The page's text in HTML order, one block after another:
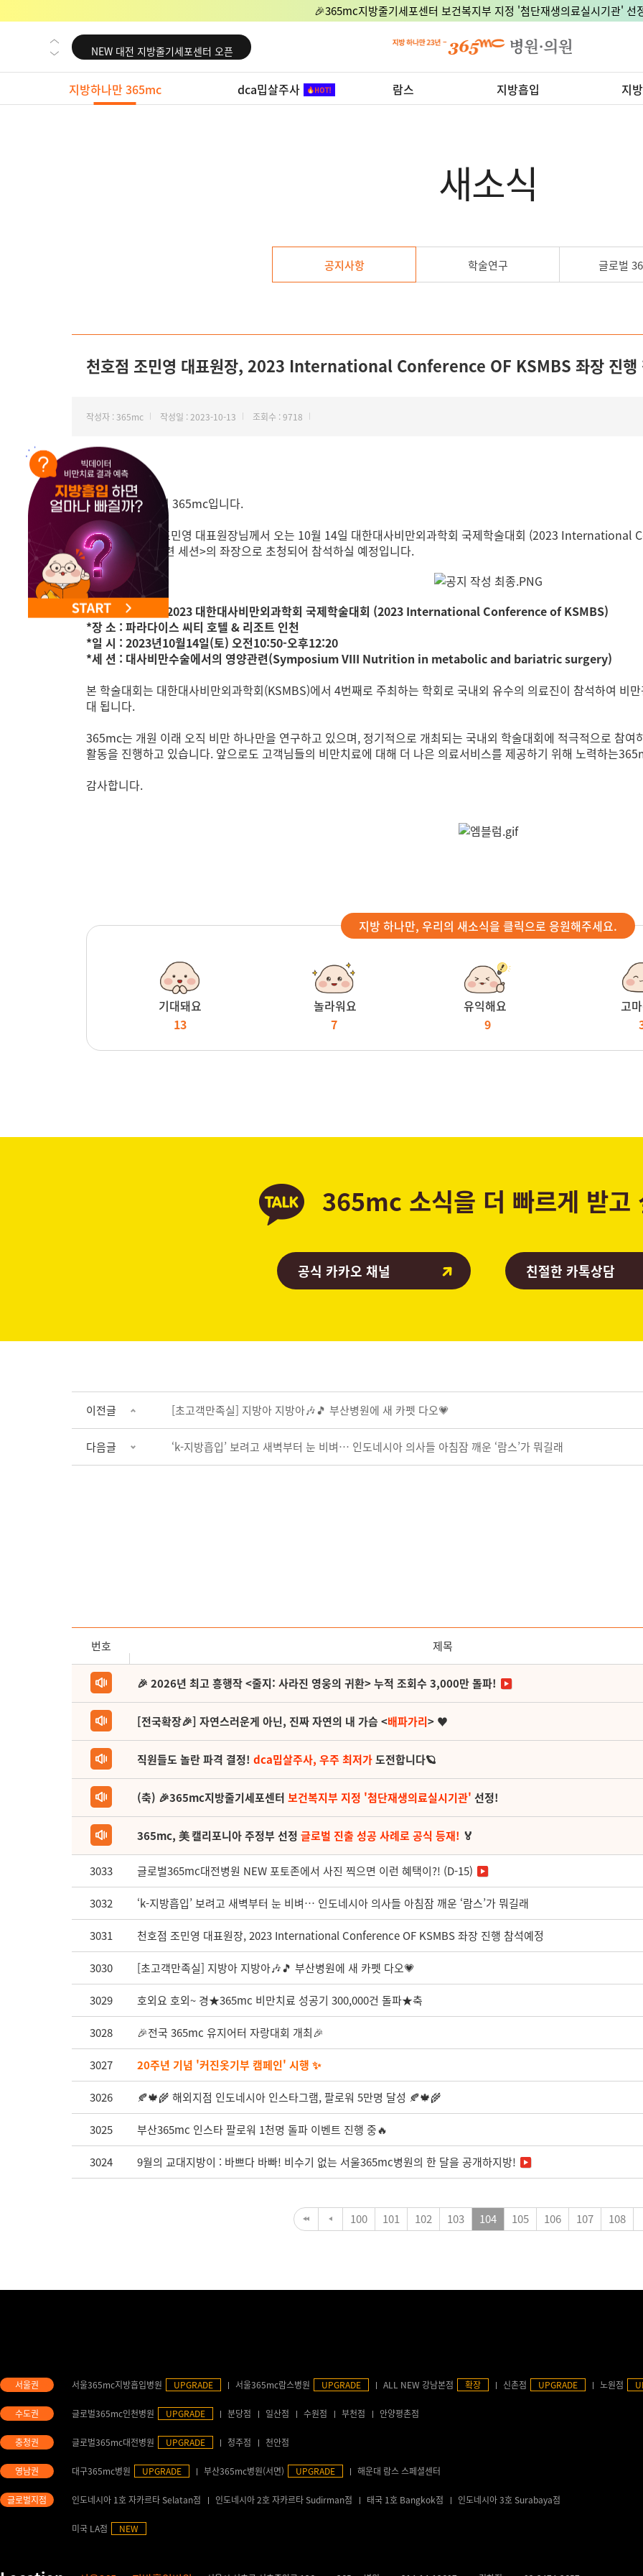
🎉365mc지방줄기세포센터 보건복지부 지정 '첨단재생의료실시기관' 선
NEW 교대 지방줄기세포센터 오픈
NEW 대전 지방줄기세포센터 오픈
NEW 노원 지방줄기세포센터 오픈
NEW 미국 LA점 오픈
지방하나만 365mc dca밉살주사 람스 지방흡입 지
새소식
공지사항 학술연구 글로벌
천호점 조민영 대표원장, 2023 International Conference OF KSMBS 좌장 진행
작성자 : 365mc 작성일 : 2023-10-13 조회수 : 9718
안녕하세요
비만 하나만 20년 365mc입니다.
365mc 천호점 조민영 대표원장님께서 오는 10월 14일 대한대사비만외과학회 국제학술대회 (2023 International
술에서의 영양관련 세션>의 좌장으로 초청되어 참석하실 예정입니다.
*학 술 대 회 명 : 2023 대한대사비만외과학회 국제학술대회 (2023 International Conference of KSMBS)
*장 소 : 파라다이스 씨티 호텔 & 리조트 인천
*일 시 : 2023년10월14일(토) 오전10:50-오후12:20
*세 션 : 대사비만수술에서의 영양관련(Symposium VIII Nutrition in metabolic and bariatric surgery)
본 학술대회는 대한대사비만외과학회(KSMBS)에서 4번째로 주최하는 학회로 국내외 유수의 의료진이 참석하여 비
대 됩니다.
365mc는 개원 이래 오직 비만 하나만을 연구하고 있으며, 정기적으로 개최되는 국내외 학술대회에 적극적으로 참
활동을 진행하고 있습니다. 앞으로도 고객님들의 비만치료에 대해 더 나은 의료서비스를 제공하기 위해 노력하는
감사합니다.
지방 하나만, 우리의 새소식을 클릭으로 응원해주세요.
기대돼요
13
놀라워요
7
유익해요
9
고
365mc 소식을 더 빠르게 받고
공식 카카오 채널 친절한 카톡상담
이전글 [초고객만족실] 지방아 지방아🎶🎵 부산병원에 새 카펫 다오💗
다음글 ‘k-지방흡입’ 보려고 새벽부터 눈 비벼… 인도네시아 의사들 아침잠 깨운 ‘람스’가 뭐길래
번호 제목
🎉 2026년 최고 흥행작 <줄지: 사라진 영웅의 귀환> 누적 조회수 3,000만 돌파!
[전국확장🎉] 자연스러운게 아닌, 진짜 자연의 내 가슴 <배파가리> ♥
직원들도 놀란 파격 결정! dca밉살주사, 우주 최저가도전합니다🪐
(축) 🎉365mc지방줄기세포센터 보건복지부 지정 '첨단재생의료실시기관' 선정!
365mc, 美 캘리포니아 주정부 선정 글로벌 진출 성공 사례로 공식 등재! 🏅
3033 글로벌365mc대전병원 NEW 포토존에서 사진 찍으면 이런 혜택이?! (D-15)
3032 ‘k-지방흡입’ 보려고 새벽부터 눈 비벼… 인도네시아 의사들 아침잠 깨운 ‘람스’가 뭐길래
3031 천호점 조민영 대표원장, 2023 International Conference OF KSMBS 좌장 진행 참석예정
3030 [초고객만족실] 지방아 지방아🎶🎵 부산병원에 새 카펫 다오💗
3029 호외요 호외~ 경★365mc 비만치료 성공기 300,000건 돌파★축
3028 🎉전국 365mc 유지어터 자랑대회 개최🎉
3027 20주년 기념 '커진옷기부 캠페인' 시행 ✨
3026 🍂🍁🌾 해외지점 인도네시아 인스타그램, 팔로워 5만명 달성 🍂🍁🌾
3025 부산365mc 인스타 팔로워 1천명 돌파 이벤트 진행 중🔥
3024 9월의 교대지방이 : 바쁘다 바빠! 비수기 없는 서울365mc병원의 한 달을 공개하지방!
100 101 102 103 104 105 106 107 108
서울365mc지방흡입병원 UPGRADE 서울365mc람스병원 UPGRADE ALL NEW 강남본점 확장 신촌점 UPGRADE 노원점
글로벌365mc인천병원 UPGRADE 분당점 일산점 수원점 부천점 안양평촌점
글로벌365mc대전병원 UPGRADE 청주점 천안점
대구365mc병원 UPGRADE 부산365mc병원(서면) UPGRADE 해운대 람스 스페셜센터
인도네시아 1호 자카르타 Selatan점 인도네시아 2호 자카르타 Sudirman점 태국 1호 Bangkok점 인도네시아 3호 Surabaya점
미국 LA점 NEW